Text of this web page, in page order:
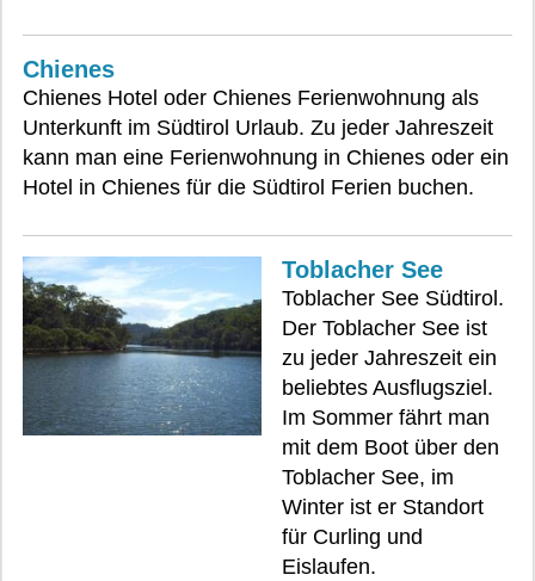
Chienes
Chienes Hotel oder Chienes Ferienwohnung als
Unterkunft im Südtirol Urlaub. Zu jeder Jahreszeit
kann man eine Ferienwohnung in Chienes oder ein
Hotel in Chienes für die Südtirol Ferien buchen.
Toblacher See
Toblacher See Südtirol.
Der Toblacher See ist
zu jeder Jahreszeit ein
beliebtes Ausflugsziel.
Im Sommer fährt man
mit dem Boot über den
Toblacher See, im
Winter ist er Standort
für Curling und
Eislaufen.